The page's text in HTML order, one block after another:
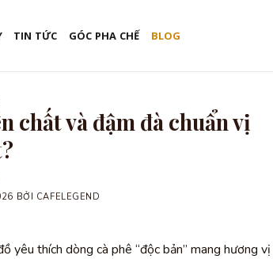
TIN TỨC GÓC PHA CHẾ BLOG
chất và đậm đà chuẩn vị
BỞI CAFELEGEND
yêu thích dòng cà phê “độc bản” mang hương vị